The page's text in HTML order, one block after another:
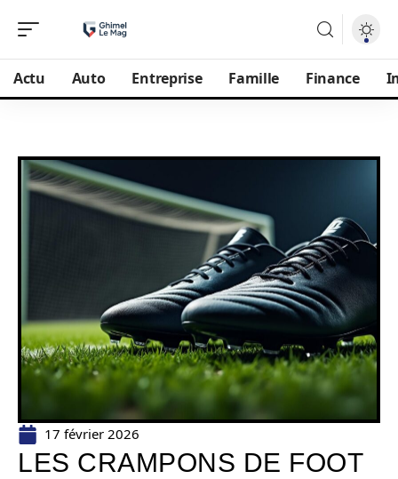
Actu Auto Entreprise Famille Finance
17 février 2026
LES CRAMPONS DE FOOT